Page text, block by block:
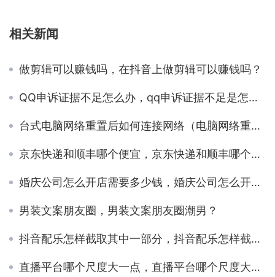
相关新闻
做剪辑可以赚钱吗，在抖音上做剪辑可以赚钱吗？
QQ申诉证据不足怎么办，qq申诉证据不足是怎么回事？
台式电脑网络重置后如何连接网络（电脑网络重置后如何连接网络wlan不可上网）
京东快递和顺丰哪个便宜，京东快递和顺丰哪个便宜点？
婚庆公司怎么开店需要多少钱，婚庆公司怎么开店需要多少钱一个月？
男装文案朋友圈，男装文案朋友圈潮男？
抖音配乐怎样截取其中一部分，抖音配乐怎样截取其中一部分音乐？
直播平台哪个尺度大一点，直播平台哪个尺度大一点的